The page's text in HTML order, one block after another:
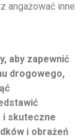
angażować inne
aby zapewnić
drogowego,
i skuteczne
i obrażeń